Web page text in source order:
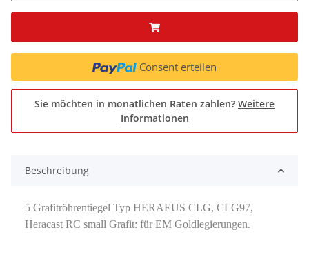
Consent erteilen
Sie möchten in monatlichen Raten zahlen? Weitere
Informationen
Beschreibung
5 Grafitröhrentiegel Typ HERAEUS CLG, CLG97,
Heracast RC small Grafit: für EM Goldlegierungen.